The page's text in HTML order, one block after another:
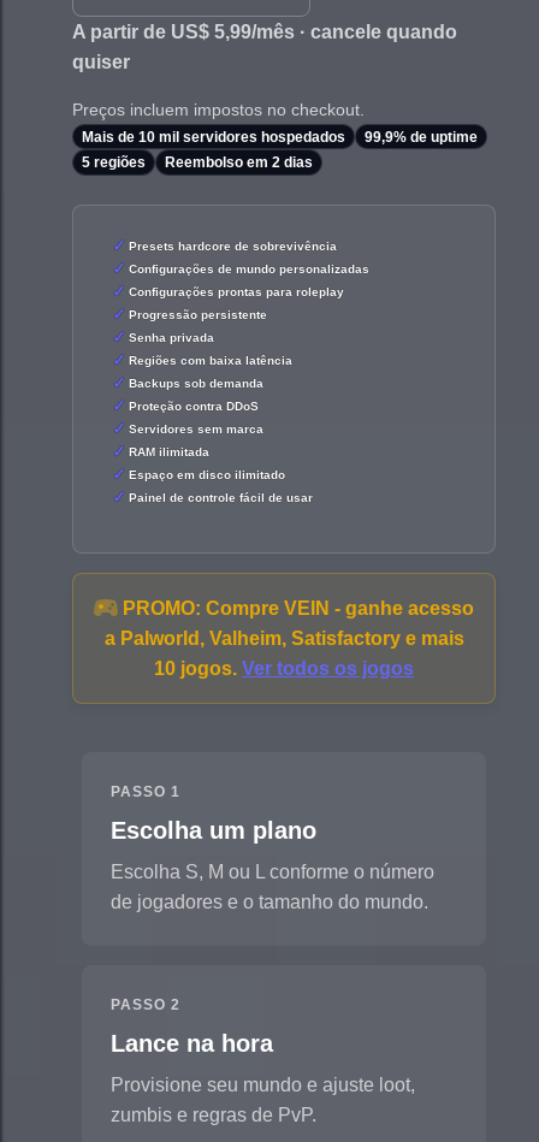
A partir de US$ 5,99/mês · cancele quando
quiser
Preços incluem impostos no checkout.
Mais de 10 mil servidores hospedados
99,9% de uptime
5 regiões
Reembolso em 2 dias
Presets hardcore de sobrevivência
Configurações de mundo personalizadas
Configurações prontas para roleplay
Progressão persistente
Senha privada
Regiões com baixa latência
Backups sob demanda
Proteção contra DDoS
Servidores sem marca
RAM ilimitada
Espaço em disco ilimitado
Painel de controle fácil de usar
PROMO: Compre VEIN - ganhe acesso
a Palworld, Valheim, Satisfactory e mais
10 jogos. Ver todos os jogos
PASSO 1
Escolha um plano
Escolha S, M ou L conforme o número
de jogadores e o tamanho do mundo.
PASSO 2
Lance na hora
Provisione seu mundo e ajuste loot,
zumbis e regras de PvP.